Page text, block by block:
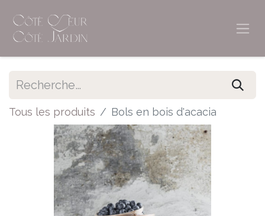
Tous les produits Bols en bois d'acacia